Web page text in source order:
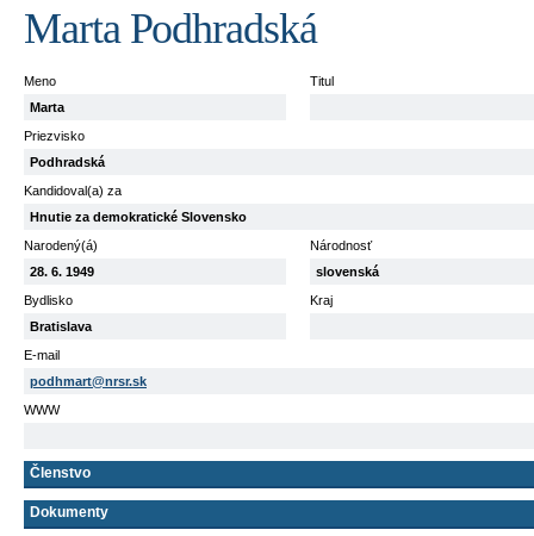
Marta Podhradská
Meno
Marta
Titul
Priezvisko
Podhradská
Kandidoval(a) za
Hnutie za demokratické Slovensko
Narodený(á)
28. 6. 1949
Národnosť
slovenská
Bydlisko
Bratislava
Kraj
E-mail
podhmart@nrsr.sk
WWW
Členstvo
Dokumenty